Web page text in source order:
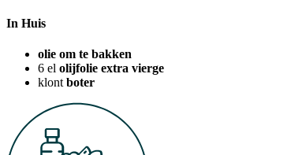
In Huis
olie om te bakken
6 el olijfolie extra vierge
klont boter